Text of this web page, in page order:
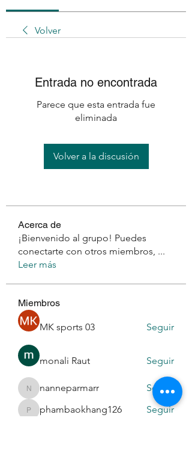
Volver
Entrada no encontrada
Parece que esta entrada fue
eliminada
Volver a la discusión
Acerca de
¡Bienvenido al grupo! Puedes
conectarte con otros miembros, ...
Leer más
Miembros
MK sports 03 Seguir
monali Raut Seguir
nanneparmarr
nanneparmarr Seguir
phambaokhang126
phambaokhang126 Seguir